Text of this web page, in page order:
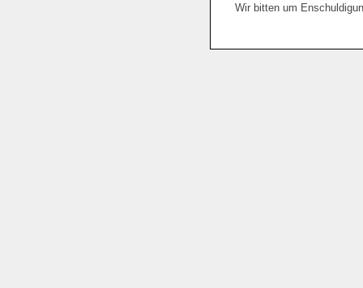
Wir bitten um